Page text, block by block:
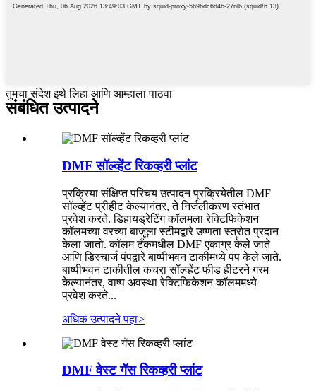
तुमचा संदेश इथे लिहा आणि आम्हाला पाठवा
संबंधित उत्पादने
DMF सॉल्व्हेंट रिकव्हरी प्लांट
प्रक्रिया संक्षिप्त परिचय उत्पादन प्रक्रियेतील DMF
सॉल्व्हेंट प्रीहीट केल्यानंतर, ते निर्जलीकरण स्तंभात
प्रवेश करते. डिहायड्रेटिंग कॉलमला रेक्टिफिकेशन
कॉलमच्या वरच्या बाजूला स्टीमद्वारे उष्णता स्त्रोत प्रदान
केला जातो. कॉलम टँकमधील DMF एकाग्र केले जाते
आणि डिस्चार्ज पंपद्वारे बाष्पीभवन टाकीमध्ये पंप केले जाते.
बाष्पीभवन टाकीतील कचरा सॉल्व्हेंट फीड हीटरने गरम
केल्यानंतर, वाष्प अवस्था रेक्टिफिकेशन कॉलममध्ये
प्रवेश करते...
अधिक उत्पादने पहा>
DMF वेस्ट गॅस रिकव्हरी प्लांट